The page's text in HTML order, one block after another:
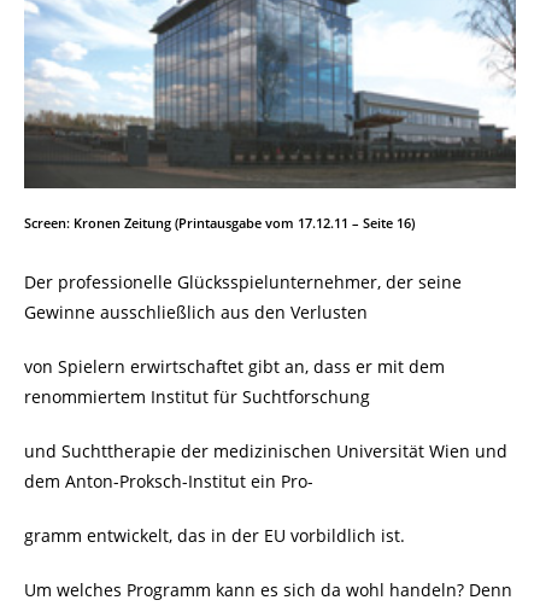
Screen: Kronen Zeitung (Printausgabe vom 17.12.11 – Seite 16)
Der professionelle Glücksspielunternehmer, der seine
Gewinne ausschließlich aus den Verlusten
von Spielern erwirtschaftet gibt an, dass er mit dem
renommiertem Institut für Suchtforschung
und Suchttherapie der medizinischen Universität Wien und
dem Anton-Proksch-Institut ein Pro-
gramm entwickelt, das in der EU vorbildlich ist.
Um welches Programm kann es sich da wohl handeln? Denn